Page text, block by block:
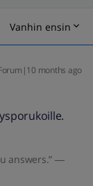
Vanhin ensin
months ago
answers.” ―